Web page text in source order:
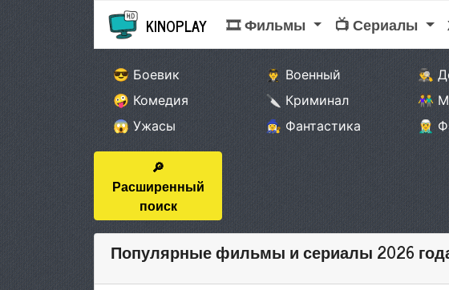
KINOPLAY 🎞 Фильмы 📺 Сериалы
😎 Боевик 👨‍✈️ Военный 🕵️‍♂️
🤪 Комедия
🔪 Криминал 👫
😱 Ужасы
🧙‍♀️ Фантастика 🧝‍♂️
🔎
Расширенный
поиск
Популярные фильмы и сериалы 2026